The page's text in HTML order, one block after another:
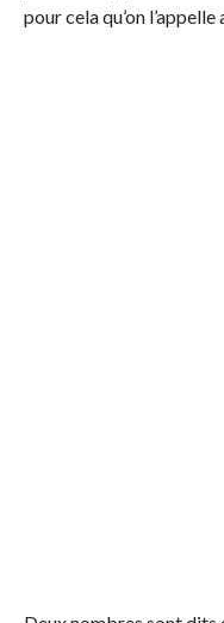
pour cela qu’on